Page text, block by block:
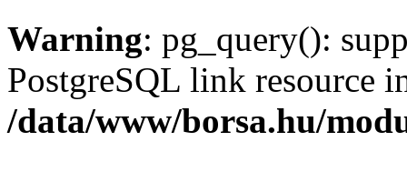
Warning: pg_query():
PostgreSQL link resource
/data/www/borsa.hu/